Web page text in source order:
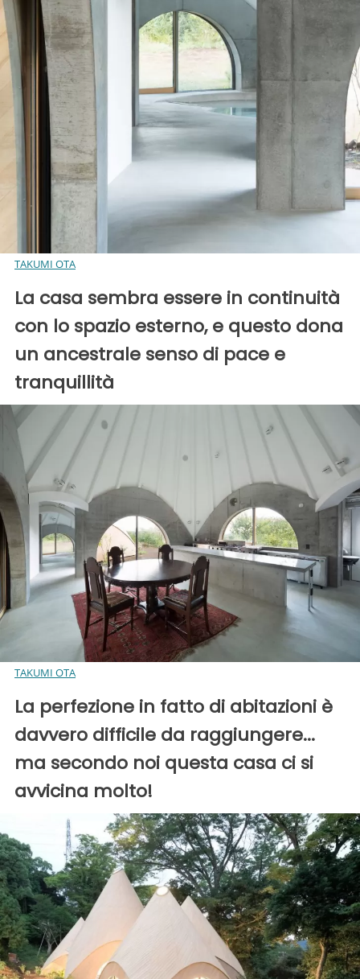
TAKUMI OTA
La casa sembra essere in continuità
con lo spazio esterno, e questo dona
un ancestrale senso di pace e
tranquillità
TAKUMI OTA
La perfezione in fatto di abitazioni è
davvero difficile da raggiungere...
ma secondo noi questa casa ci si
avvicina molto!